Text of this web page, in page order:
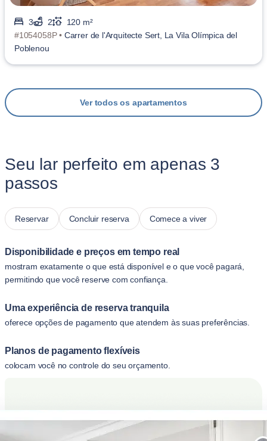
3 2
120 m²
#1054058P • Carrer de l'Arquitecte Sert, La Vila Olímpica del
Poblenou
Ver todos os apartamentos
Seu lar perfeito em apenas 3
passos
Reservar Concluir reserva Comece a viver
Disponibilidade e preços em tempo real
mostram exatamente o que está disponível e o que você pagará,
permitindo que você reserve com confiança.
Uma experiência de reserva tranquila
oferece opções de pagamento que atendem às suas preferências.
Planos de pagamento flexíveis
colocam você no controle do seu orçamento.